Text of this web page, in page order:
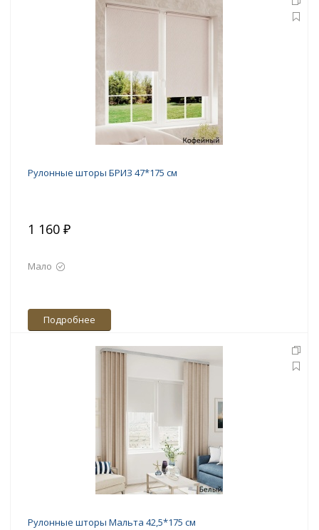
Рулонные шторы БРИЗ 47*175 см
1 160 ₽
Мало
Подробнее
Рулонные шторы Мальта 42,5*175 см